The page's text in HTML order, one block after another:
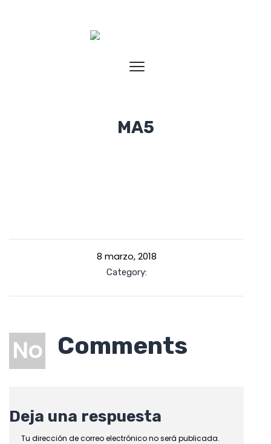
MA5
8 marzo, 2018
Category:
No Comments
Deja una respuesta
Tu dirección de correo electrónico no será publicada.